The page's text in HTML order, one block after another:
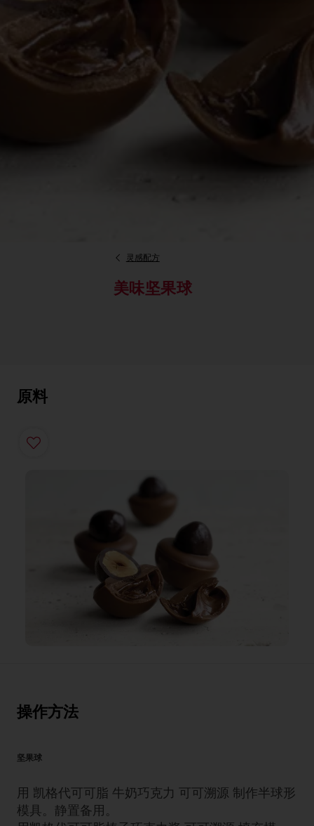
灵感配方
美味坚果球
原料
操作方法
坚果球
用 凯格代可可脂 牛奶巧克力 可可溯源 制作半球形
模具。静置备用。